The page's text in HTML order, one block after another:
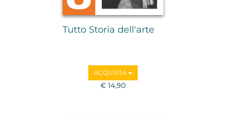
Tutto Storia dell'arte
ACQUISTA
€ 14,90